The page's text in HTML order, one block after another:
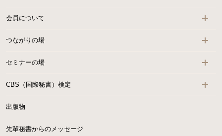
会員について
つながりの場
セミナーの場
CBS（国際秘書）検定
出版物
先輩秘書からのメッセージ